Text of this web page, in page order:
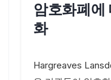
암호화폐에
화
Hargreaves